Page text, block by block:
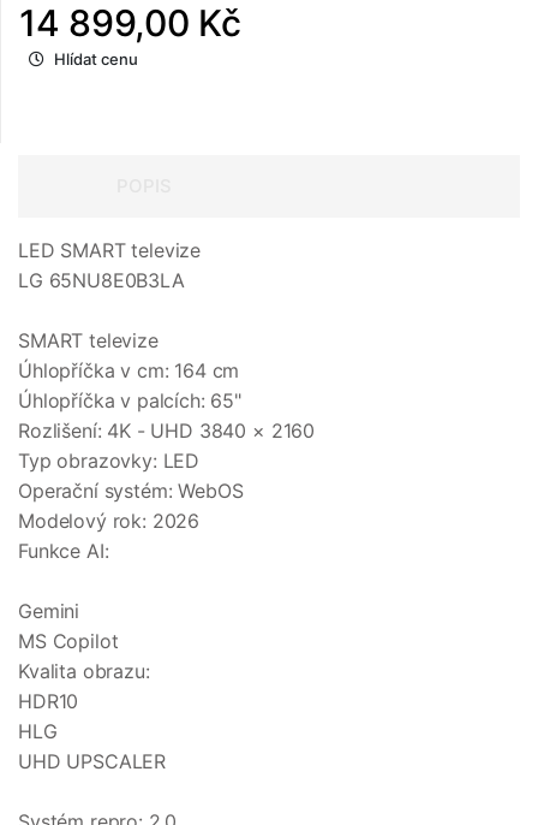
14 899,00 Kč
Hlídat cenu
LED SMART televize
LG 65NU8E0B3LA
SMART televize
Úhlopříčka v cm: 164 cm
Úhlopříčka v palcích: 65"
Rozlišení: 4K - UHD 3840 × 2160
Typ obrazovky: LED
Operační systém: WebOS
Modelový rok: 2026
Funkce AI:
Gemini
MS Copilot
Kvalita obrazu:
HDR10
HLG
UHD UPSCALER